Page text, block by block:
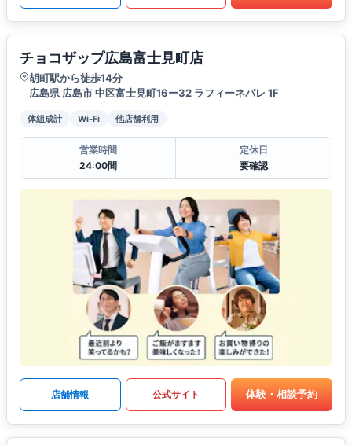
チョコザップ広島富士見町店
胡町駅から徒歩14分
広島県 広島市 中区富士見町16ー32 ラフィーネパレ 1F
体組成計 Wi-Fi 他店舗利用
営業時間
24:00間
定休日
要確認
店舗情報 公式サイト 体験・相談予約